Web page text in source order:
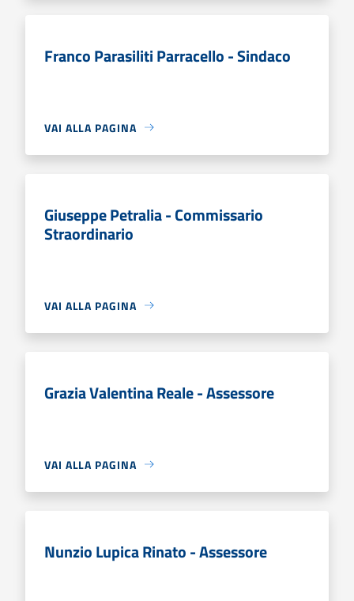
Franco Parasiliti Parracello - Sindaco
VAI ALLA PAGINA
Giuseppe Petralia - Commissario
Straordinario
VAI ALLA PAGINA
Grazia Valentina Reale - Assessore
VAI ALLA PAGINA
Nunzio Lupica Rinato - Assessore